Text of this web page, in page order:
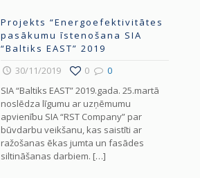
Projekts “Energoefektivitātes
pasākumu īstenošana SIA
“Baltiks EAST” 2019
30/11/2019
0
0
SIA “Baltiks EAST” 2019.gada. 25.martā
noslēdza līgumu ar uzņēmumu
apvienību SIA “RST Company” par
būvdarbu veikšanu, kas saistīti ar
ražošanas ēkas jumta un fasādes
siltināšanas darbiem. […]